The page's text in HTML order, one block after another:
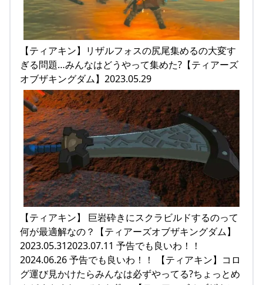
【ティアキン】リザルフォスの尻尾集めるの大変す
ぎる問題…みんなはどうやって集めた?【ティアーズ
オブザキングダム】2023.05.29
【ティアキン】 巨岩砕きにスクラビルドするのって
何が最適解なの？【ティアーズオブザキングダム】
2023.05.312023.07.11 予告でも良いわ！！
2024.06.26 予告でも良いわ！！ 【ティアキン】コロ
グ運び見かけたらみんなは必ずやってる?ちょっとめ